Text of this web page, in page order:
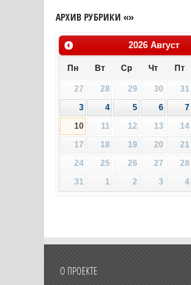
АРХИВ РУБРИКИ «»
2026 Август
Пн Вт Ср Чт Пт
27 28 29 30 31
3
4 5 6 7
10
11 12 13 14
17
18 19 20 21
24
25 26 27 28
31
1 2 3 4
О ПРОЕКТЕ